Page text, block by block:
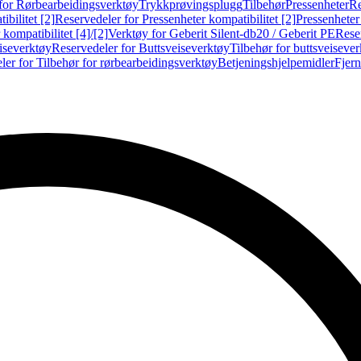
RørbearbeidingsverktøyTrykkprøvingspluggTilbehørPressenheter
[2]Reservedeler for Pressenheter kompatibilitet [2]
kompatibilitet [4]/[2]Verktøy for Geberit Silent-db20 / Geberit PE
Reservedeler for ButtsveiseverktøyTilbehør for
for Tilbehør for rørbearbeidingsverktøyBetjeningshjelpemidler